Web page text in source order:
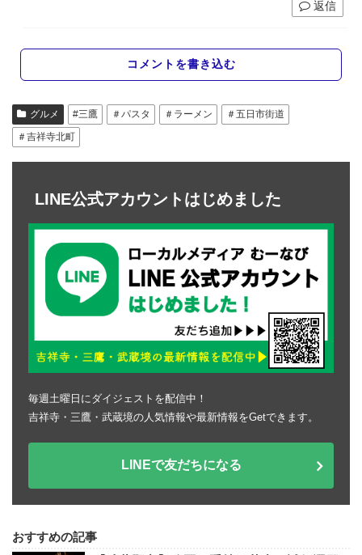
返信
コメントを書き込む
グルメ #三鷹 ＃パスタ ＃ラーメン
＃五日市街道
＃吉祥寺北町
LINE公式アカウントはじめました
毎週土曜日にダイジェストを配信中！
吉祥寺・三鷹・武蔵境の人気情報や最新情報をGetできます。
LINEで友だちになる
おすすめの記事